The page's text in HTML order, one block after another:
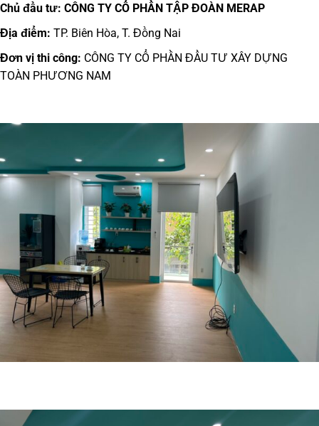
Chủ đầu tư: CÔNG TY CỔ PHẦN TẬP ĐOÀN MERAP
Địa điểm: TP. Biên Hòa, T. Đồng Nai
Đơn vị thi công: CÔNG TY CỔ PHẦN ĐẦU TƯ XÂY DỰNG
TOÀN PHƯƠNG NAM